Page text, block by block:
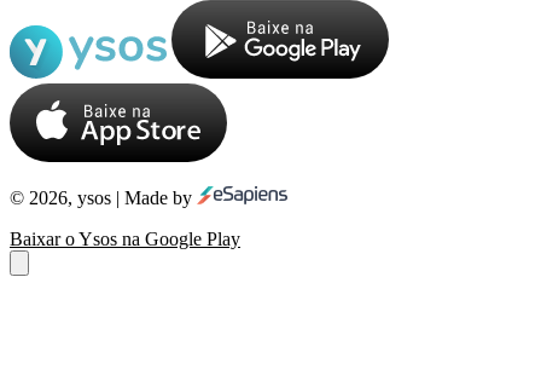
© 2026, ysos | Made by
Baixar o Ysos na Google Play